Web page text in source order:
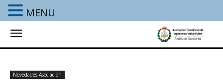
Novedades Asociación
MENU